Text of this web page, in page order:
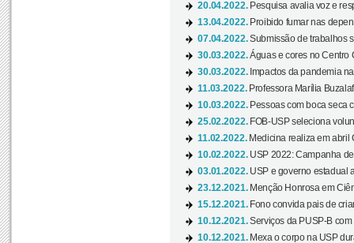
20.04.2022. Pesquisa avalia voz e
13.04.2022. Proibido fumar nas
07.04.2022.Submissão de trabalhos
30.03.2022.Águas e cores no Centro
30.03.2022. Impactos da pandemia
11.03.2022. Professora Marília
10.03.2022. Pessoas com boca seca
25.02.2022. FOB-USP seleciona
11.02.2022. Medicina realiza em abril
10.02.2022. USP 2022: Campanha
03.01.2022. USP e governo estadual
23.12.2021. Menção Honrosa em
15.12.2021. Fono convida pais de
10.12.2021.Serviços da PUSP-B
10.12.2021. Mexa o corpo na USP